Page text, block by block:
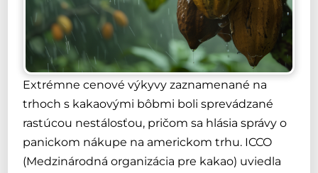
Extrémne cenové výkyvy zaznamenané na
trhoch s kakaovými bôbmi boli sprevádzané
rastúcou nestálosťou, pričom sa hlásia správy o
panickom nákupe na americkom trhu. ICCO
(Medzinárodná organizácia pre kakao) uviedla